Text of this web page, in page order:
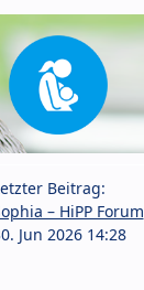
Beitrag:
– HiPP Forum
Jun 2026 14:28